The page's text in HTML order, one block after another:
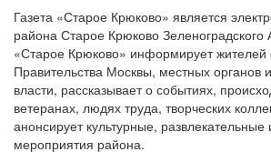
Газета «Старое Крюково» является
района Старое Крюково
«Старое Крюково» информирует жителей
Правительства Москвы, местных органов
власти, рассказывает о событиях,
ветеранах, людях труда, творческих
анонсирует культурные,
мероприятия района.